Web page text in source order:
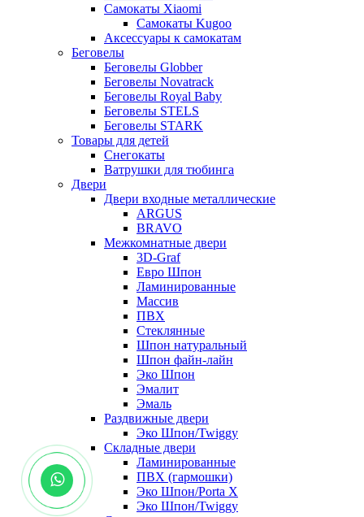
Самокаты Xiaomi
Самокаты Kugoo
Аксессуары к самокатам
Беговелы
Беговелы Globber
Беговелы Novatrack
Беговелы Royal Baby
Беговелы STELS
Беговелы STARK
Товары для детей
Снегокаты
Ватрушки для тюбинга
Двери
Двери входные металлические
ARGUS
BRAVO
Межкомнатные двери
3D-Graf
Евро Шпон
Ламинированные
Массив
ПВХ
Стеклянные
Шпон натуральный
Шпон файн-лайн
Эко Шпон
Эмалит
Эмаль
Раздвижные двери
Эко Шпон/Twiggy
Складные двери
Ламинированные
ПВХ (гармошки)
Эко Шпон/Porta X
Эко Шпон/Twiggy